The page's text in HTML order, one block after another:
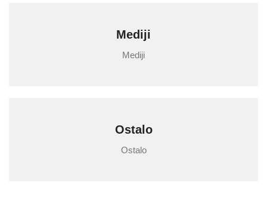
Mediji
Mediji
Ostalo
Ostalo